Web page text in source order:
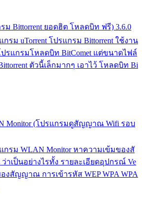
รม Bittorrent ยอดฮิต โหลดบิท ฟรี) 3.6.0
รม uTorrent โปรแกรม Bittorrent ใช้งาน
รแกรมโหลดบิท BitComet แต่ขนาดไฟล์
ตัวนี้เล็กมากๆ เอาไว้ โหลดบิท Bi
Monitor (โปรแกรมดูสัญญาณ Wifi รอบ
กรม WLAN Monitor หาความเข้มของสั
าเป็นอย่างไรทั้ง รายละเอียดอุปกรณ์ Ve
งสัญญาณ การเข้ารหัส WEP WPA WPA